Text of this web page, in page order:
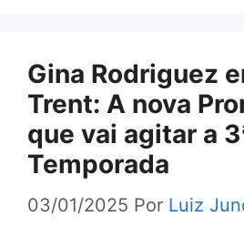
Gina Rodriguez
Trent: A nova
que vai agitar a
Temporada
03/01/2025 Por Luiz